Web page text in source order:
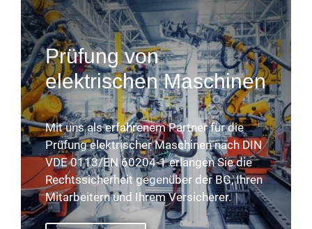
Prüfung von
elektrischen Maschinen
Mit uns als erfahrenem Partner für die
Prüfung elektrischer Maschinen nach DIN
VDE 0113/EN 60204-1 erlangen Sie die
Rechtssicherheit gegenüber der BG, Ihren
Mitarbeitern und Ihrem Versicherer.